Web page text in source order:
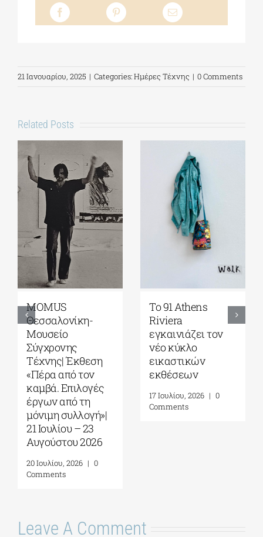
21 Ιανουαρίου, 2025 | Categories:Ημέρες Τέχνης | 0 Comments
Related Posts
Γκαλερί
Ζουμπουλάκη|
Σοφία
Παπακώστα-
Things to hold| 17
Σεπτεμβρίου – 10
Οκτωβρίου 2026
30 Ιουλίου, 2026
Comments
Έρχεται το
Platforms Project
2026| 17-20
Σεπτεμβρίου στο
Καπνεργοστάσιο
της Βουλής των
22 Ιουλίου, 2026
Leave A Comment